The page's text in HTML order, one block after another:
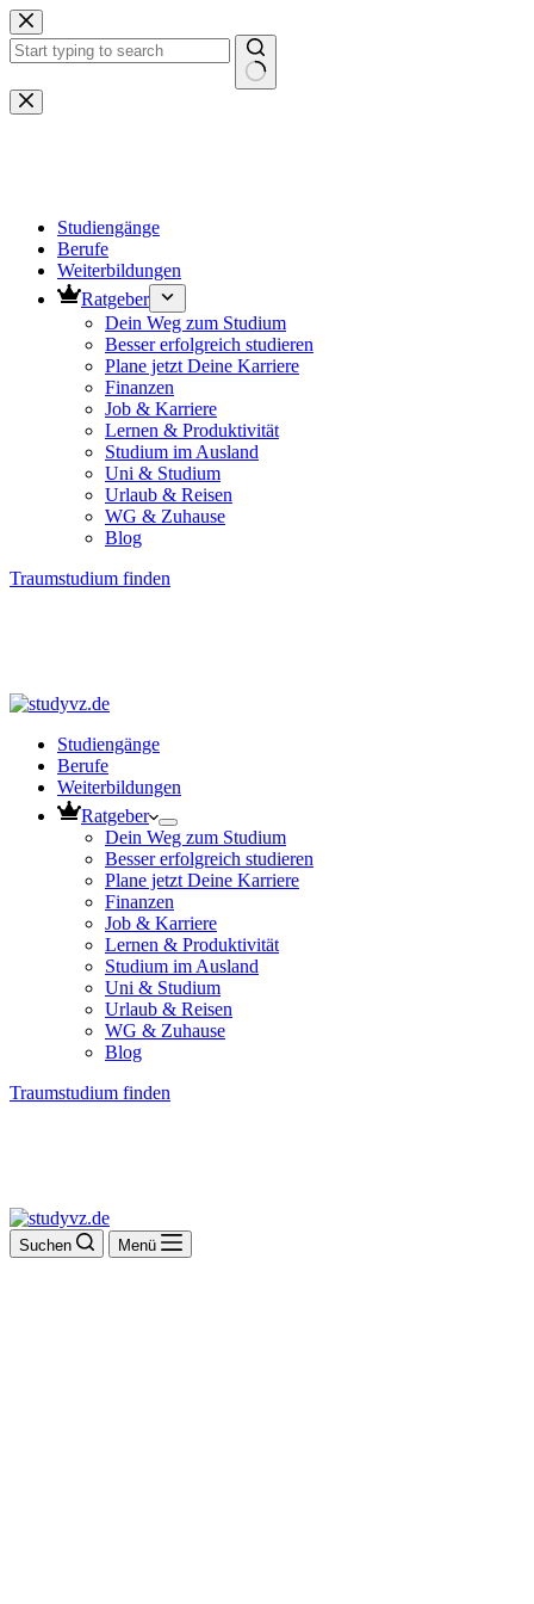
Zum
Inhalt
springen
Keine
Ergebnisse
Studiengänge
Berufe
Weiterbildungen
Ratgeber
Dein Weg zum Studium
Besser erfolgreich studieren
Plane jetzt Deine Karriere
Finanzen
Job & Karriere
Lernen & Produktivität
Studium im Ausland
Uni & Studium
Urlaub & Reisen
WG & Zuhause
Blog
Traumstudium finden
Studiengänge
Berufe
Weiterbildungen
Ratgeber
Dein Weg zum Studium
Besser erfolgreich studieren
Plane jetzt Deine Karriere
Finanzen
Job & Karriere
Lernen & Produktivität
Studium im Ausland
Uni & Studium
Urlaub & Reisen
WG & Zuhause
Blog
Traumstudium finden
Suchen Menü